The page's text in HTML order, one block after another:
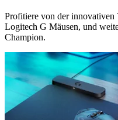
Profitiere von der
Logitech G Mäusen, und
Champion.